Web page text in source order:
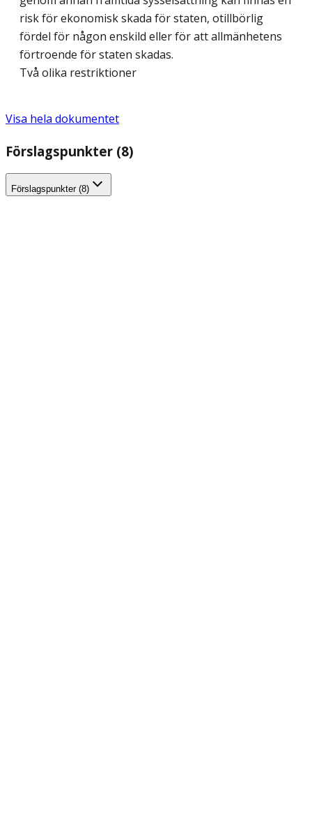
risk för ekonomisk skada för staten, otillbörlig
fördel för någon enskild eller för att allmänhetens
förtroende för staten skadas.
Två olika restriktioner
Visa hela dokumentet
Förslagspunkter (8)
Förslagspunkter (8)